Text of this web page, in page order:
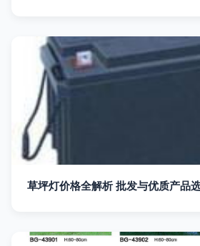
草坪灯价格全解析 批发与优质产品